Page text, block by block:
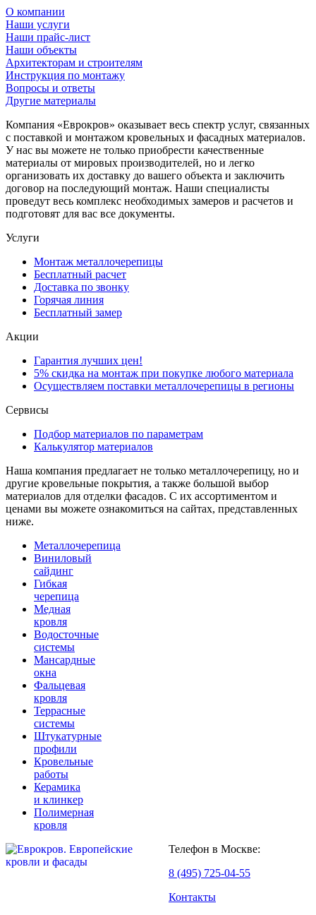
О компании
Наши услуги
Наши прайс-лист
Наши объекты
Архитекторам и строителям
Инструкция по монтажу
Вопросы и ответы
Другие материалы
Компания «Еврокров» оказывает весь спектр услуг, связанных
с поставкой и монтажом кровельных и фасадных материалов.
У нас вы можете не только приобрести качественные
материалы от мировых производителей, но и легко
организовать их доставку до вашего объекта и заключить
договор на последующий монтаж. Наши специалисты
проведут весь комплекс необходимых замеров и расчетов и
подготовят для вас все документы.
Услуги
Монтаж металлочерепицы
Бесплатный расчет
Доставка по звонку
Горячая линия
Бесплатный замер
Акции
Гарантия лучших цен!
5% скидка на монтаж при покупке любого материала
Осуществляем поставки металлочерепицы в регионы
Сервисы
Подбор материалов по параметрам
Калькулятор материалов
Наша компания предлагает не только металлочерепицу, но и
другие кровельные покрытия, а также большой выбор
материалов для отделки фасадов. С их ассортиментом и
ценами вы можете ознакомиться на сайтах, представленных
ниже.
Металлочерепица
Виниловый
сайдинг
Гибкая
черепица
Медная
кровля
Водосточные
системы
Мансардные
окна
Фальцевая
кровля
Террасные
системы
Штукатурные
профили
Кровельные
работы
Керамика
и клинкер
Полимерная
кровля
Телефон в Москве:
8 (495) 725-04-55
Контакты